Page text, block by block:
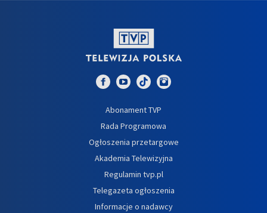
Abonament TVP
Rada Programowa
Ogłoszenia przetargowe
Akademia Telewizyjna
Regulamin tvp.pl
Telegazeta ogłoszenia
Informacje o nadawcy